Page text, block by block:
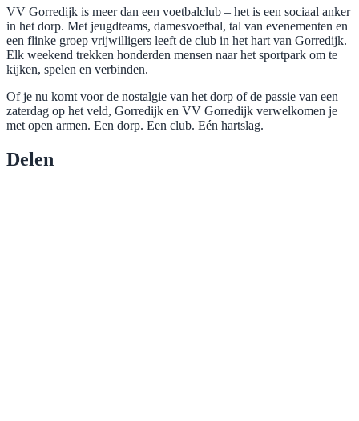
VV Gorredijk is meer dan een voetbalclub – het is een sociaal anker
in het dorp. Met jeugdteams, damesvoetbal, tal van evenementen en
een flinke groep vrijwilligers leeft de club in het hart van Gorredijk.
Elk weekend trekken honderden mensen naar het sportpark om te
kijken, spelen en verbinden.
Of je nu komt voor de nostalgie van het dorp of de passie van een
zaterdag op het veld, Gorredijk en VV Gorredijk verwelkomen je
met open armen. Een dorp. Een club. Eén hartslag.
Delen